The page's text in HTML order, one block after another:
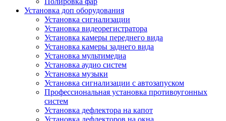
Установка доп оборудования
Установка сигнализации
Установка видеорегистратора
Установка камеры переднего вида
Установка камеры заднего вида
Установка мультимедиа
Установка аудио систем
Установка музыки
Установка сигнализации с автозапуском
Профессиональная установка противоугонных
систем
Установка дефлектора на капот
Установка дефлекторов на окна